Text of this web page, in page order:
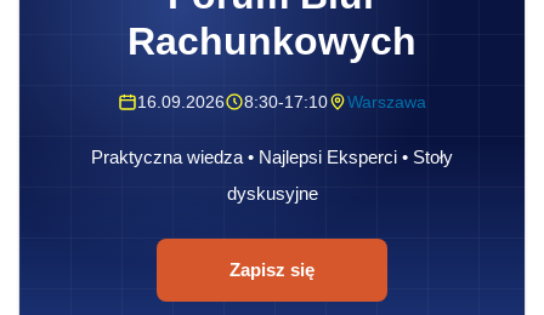
Rachunkowych
16.09.2026 8:30-17:10 Warszawa
Praktyczna wiedza • Najlepsi Eksperci • Stoły
dyskusyjne
Zapisz się